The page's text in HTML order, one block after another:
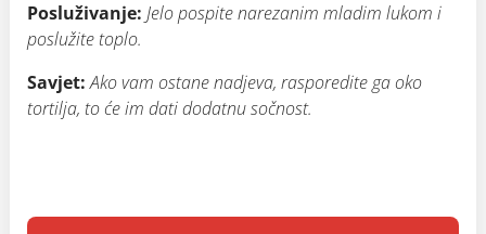
Posluživanje: Jelo pospite narezanim mladim lukom i
poslužite toplo.
Savjet: Ako vam ostane nadjeva, rasporedite ga oko
tortilja, to će im dati dodatnu sočnost.